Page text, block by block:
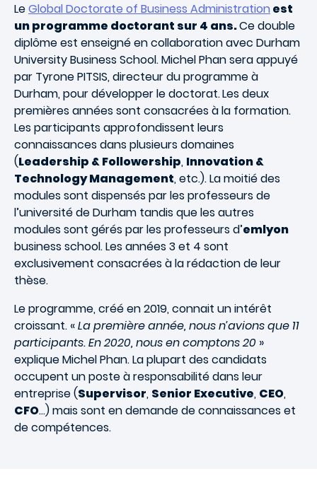
LeGlobal Doctorate of Business Administration est
un programme doctorant sur 4 ans.Ce double
diplôme est enseigné en collaboration avec Durham
University Business School. Michel Phan sera appuyé
par Tyrone PITSIS, directeur du programme à
Durham, pour développer le doctorat.Les deux
premières années sont consacrées à la formation.
Les participants approfondissent leurs
connaissances dans plusieurs domaines
(Leadership & Followership, Innovation &
Technology Management, etc.). La moitié des
modules sont dispensés par les professeurs de
l’université de Durham tandis que les autres
modules sont gérés par les professeurs d’emlyon
business school. Les années 3 et 4 sont
exclusivement consacrées à la rédaction de leur
thèse.
Le programme, créé en 2019, connait un intérêt
croissant. «La première année, nous n’avions que 11
participants. En 2020, nous en comptons 20 »
explique Michel Phan. La plupart des candidats
occupent un poste à responsabilité dans leur
entreprise (Supervisor, Senior Executive, CEO,
CFO…) mais sont en demande de connaissances et
de compétences.